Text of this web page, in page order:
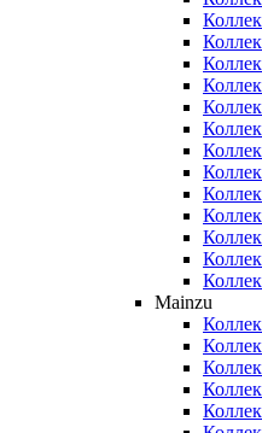
Mainzu